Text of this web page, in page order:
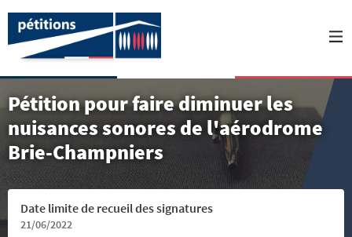
Pétition pour faire diminuer les
nuisances sonores de l'aérodrome
Brie-Champniers
Date limite de recueil des signatures
21/06/2022